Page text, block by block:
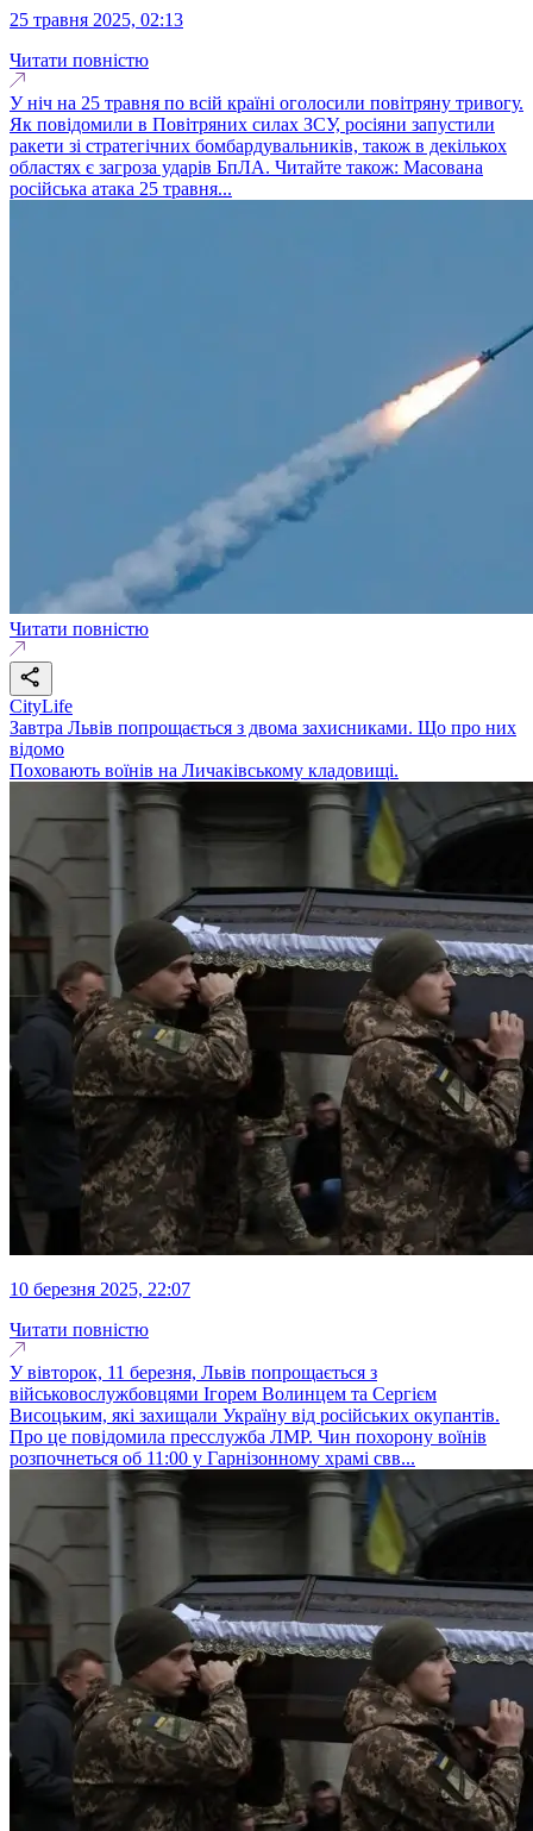
25 травня 2025, 02:13
Читати повністю
У ніч на 25 травня по всій країні оголосили повітряну тривогу.
Як повідомили в Повітряних силах ЗСУ, росіяни запустили
ракети зі стратегічних бомбардувальників, також в декількох
областях є загроза ударів БпЛА. Читайте також: Масована
російська атака 25 травня...
Читати повністю
CityLife
Завтра Львів попрощається з двома захисниками. Що про них
відомо
Поховають воїнів на Личаківському кладовищі.
10 березня 2025, 22:07
Читати повністю
У вівторок, 11 березня, Львів попрощається з
військовослужбовцями Ігорем Волинцем та Сергієм
Висоцьким, які захищали Україну від російських окупантів.
Про це повідомила пресслужба ЛМР. Чин похорону воїнів
розпочнеться об 11:00 у Гарнізонному храмі свв...